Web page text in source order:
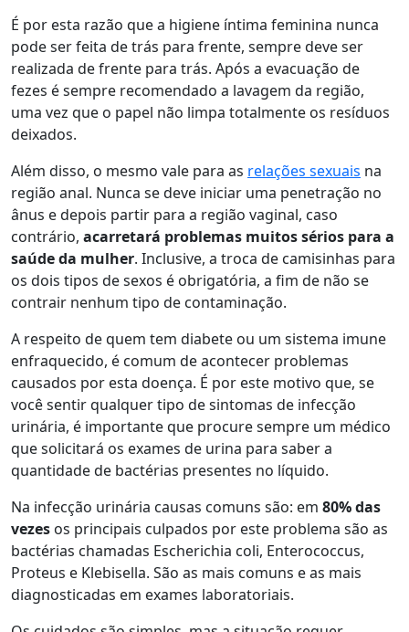
É por esta razão que a higiene íntima feminina nunca
pode ser feita de trás para frente, sempre deve ser
realizada de frente para trás. Após a evacuação de
fezes é sempre recomendado a lavagem da região,
uma vez que o papel não limpa totalmente os resíduos
deixados.
Além disso, o mesmo vale para as relações sexuais na
região anal. Nunca se deve iniciar uma penetração no
ânus e depois partir para a região vaginal, caso
contrário, acarretará problemas muitos sérios para a
saúde da mulher. Inclusive, a troca de camisinhas para
os dois tipos de sexos é obrigatória, a fim de não se
contrair nenhum tipo de contaminação.
A respeito de quem tem diabete ou um sistema imune
enfraquecido, é comum de acontecer problemas
causados por esta doença. É por este motivo que, se
você sentir qualquer tipo de sintomas de infecção
urinária, é importante que procure sempre um médico
que solicitará os exames de urina para saber a
quantidade de bactérias presentes no líquido.
Na infecção urinária causas comuns são: em 80% das
vezes os principais culpados por este problema são as
bactérias chamadas Escherichia coli, Enterococcus,
Proteus e Klebisella. São as mais comuns e as mais
diagnosticadas em exames laboratoriais.